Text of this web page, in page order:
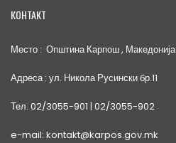
КОНТАКТ
Место : Општина Карпош , Македонија
Адреса : ул. Никола Русински бр.11
Тел. 02/3055-901 | 02/3055-902
e-mail: kontakt@karpos.gov.mk